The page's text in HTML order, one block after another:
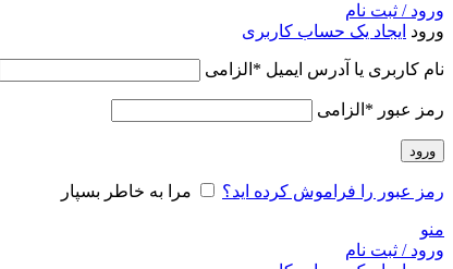
ورود / ثبت نام
ورود ایجاد یک حساب کاربری
نام کاربری یا آدرس ایمیل * الزامی
رمز عبور * الزامی
ورود
رمز عبور را فراموش کرده اید؟ مرا به خاطر بسپار
منو
ورود / ثبت نام